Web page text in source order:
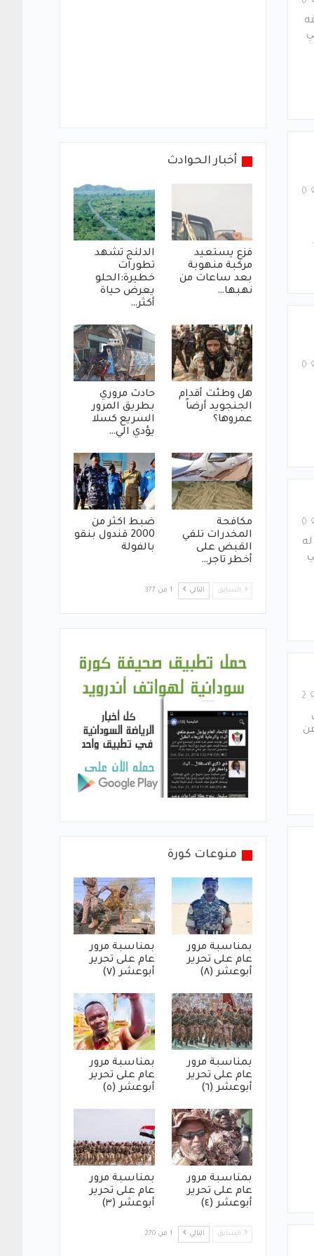
أخبار الحوادث
فزع يستعيد
مركبة منهوبة
بعد ساعات من
نهبها…
الدلنج تشهد
تطورات
خطيرة:الحلو
يعرض حياة
أكثر…
هل وطئت أقدام
الجنجويد أرضاً
عمروها؟
حادث مروري
بطريق المرور
السريع كسلا
يؤدي الي…
مكافحة
المخدرات تلقي
القبض على
أخطر تاجر…
ضبط اكثر من
2000 قندول بنقو
بالفولة
السابق التالي 1 من 377
منوعات كورة
بمناسبة مرور
عام على تحرير
أبوعشر (٨)
بمناسبة مرور
عام على تحرير
أبوعشر (٧)
بمناسبة مرور
عام على تحرير
أبوعشر (٦)
بمناسبة مرور
عام على تحرير
أبوعشر (٥)
بمناسبة مرور
عام على تحرير
أبوعشر (٤)
بمناسبة مرور
عام على تحرير
أبوعشر (٣)
السابق التالي 1 من 270